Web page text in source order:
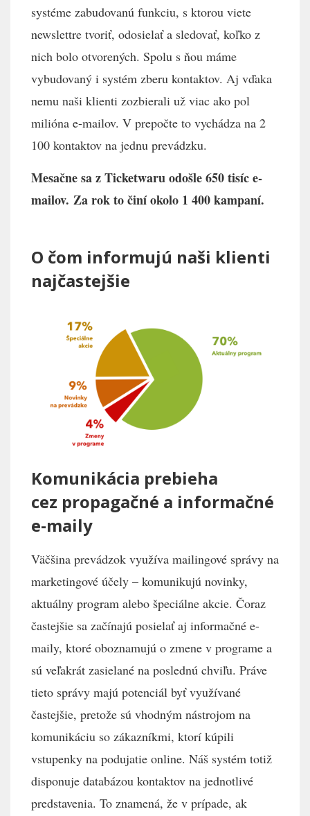
systéme zabudovanú funkciu, s ktorou viete
newslettre tvoriť, odosielať a sledovať, koľko z
nich bolo otvorených. Spolu s ňou máme
vybudovaný i systém zberu kontaktov. Aj vďaka
nemu naši klienti zozbierali už viac ako pol
milióna e-mailov. V prepočte to vychádza na 2
100 kontaktov na jednu prevádzku.
Mesačne sa z Ticketwaru odošle 650 tisíc e-
mailov. Za rok to činí okolo 1 400 kampaní.
O čom informujú naši klienti
najčastejšie
Komunikácia prebieha
cez propagačné a informačné
e-maily
Väčšina prevádzok využíva mailingové správy na
marketingové účely – komunikujú novinky,
aktuálny program alebo špeciálne akcie. Čoraz
častejšie sa začínajú posielať aj informačné e-
maily, ktoré oboznamujú o zmene v programe a
sú veľakrát zasielané na poslednú chviľu. Práve
tieto správy majú potenciál byť využívané
častejšie, pretože sú vhodným nástrojom na
komunikáciu so zákazníkmi, ktorí kúpili
vstupenky na podujatie online. Náš systém totiž
disponuje databázou kontaktov na jednotlivé
predstavenia. To znamená, že v prípade, ak